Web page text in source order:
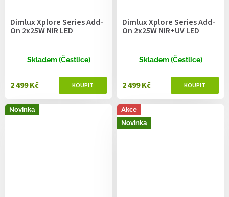
Dimlux Xplore Series Add-
On 2x25W NIR LED
Skladem (Čestlice)
2 499 Kč
Dimlux Xplore Series Add-
On 2x25W NIR+UV LED
Skladem (Čestlice)
2 499 Kč
Novinka
Akce
Novinka